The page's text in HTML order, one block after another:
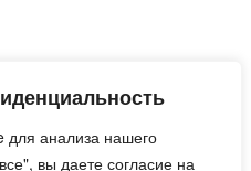
анализа нашего
вы даете согласие на